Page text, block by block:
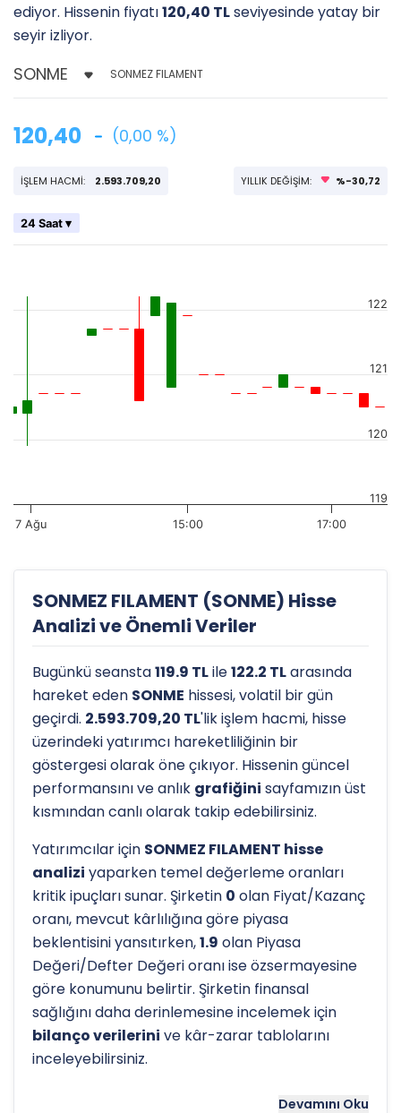
ediyor. Hissenin fiyatı120,40 TLseviyesinde yatay bir
seyir izliyor.
SONMEZ FILAMENT
120,40 (0,00 %)
İŞLEM HACMİ: 2.593.709,20 YILLIK DEĞİŞİM: %-30,72
24 Saat ▾
7 Ağu 15:00 17:00
119
120
121
122
SONMEZ FILAMENT (SONME) Hisse
Analizi ve Önemli Veriler
Bugünkü seansta119.9 TLile122.2 TLarasında
hareket eden SONME hissesi, volatil bir gün
geçirdi. 2.593.709,20 TL'lik işlem hacmi, hisse
üzerindeki yatırımcı hareketliliğinin bir
göstergesi olarak öne çıkıyor. Hissenin güncel
performansını ve anlık grafiğini sayfamızın üst
kısmından canlı olarak takip edebilirsiniz.
Yatırımcılar için SONMEZ FILAMENT hisse
analizi yaparken temel değerleme oranları
kritik ipuçları sunar. Şirketin 0 olan Fiyat/Kazanç
oranı, mevcut kârlılığına göre piyasa
beklentisini yansıtırken,1.9 olan Piyasa
Değeri/Defter Değeri oranı ise özsermayesine
göre konumunu belirtir. Şirketin finansal
sağlığını daha derinlemesine incelemek için
bilanço verilerini ve kâr-zarar tablolarını
inceleyebilirsiniz.
Hissenin uzun vadeli trendini ve potansiyelDevamını Oku